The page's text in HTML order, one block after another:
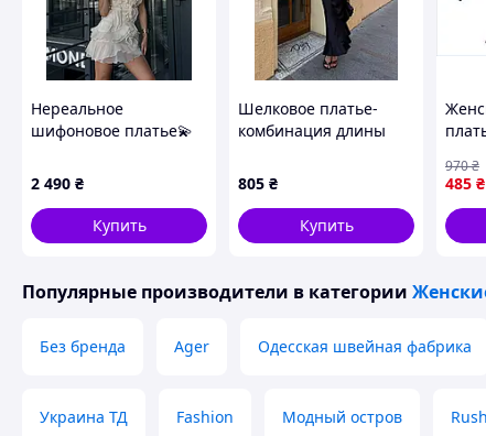
Нереальное
шифоновое платье💫
2 490 ₴
Купить
Шелковое платье-
комбинация длины
бретелях
805 ₴
Купить
и
485 ₴
970₴
Популярные производители в категории
Без бренда Ager Одесская швейная фабрика
Украина ТД Fashion Модный остров Rush